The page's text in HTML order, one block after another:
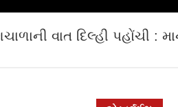
વાત દિલ્હી પહોંચી :